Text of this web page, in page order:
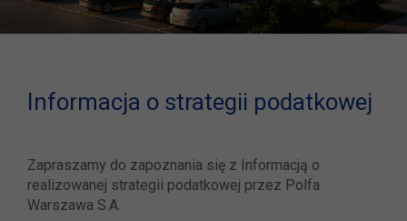
Informacja o strategii podatkowej
Zapraszamy do zapoznania się z Informacją o
realizowanej strategii podatkowej przez Polfa
Warszawa S.A.